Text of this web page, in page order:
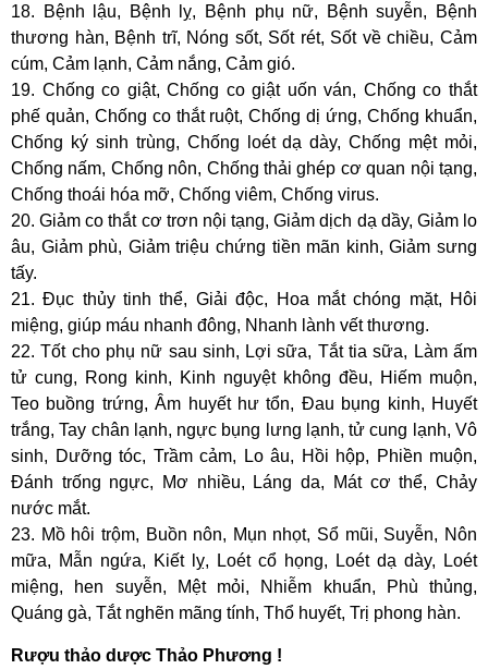
18. Bệnh lậu, Bệnh lỵ, Bệnh phụ nữ, Bệnh suyễn, Bệnh
thương hàn, Bệnh trĩ, Nóng sốt, Sốt rét, Sốt về chiều, Cảm
cúm, Cảm lạnh, Cảm nắng, Cảm gió.
19. Chống co giật, Chống co giật uốn ván, Chống co thắt
phế quản, Chống co thắt ruột, Chống dị ứng, Chống khuẩn,
Chống ký sinh trùng, Chống loét dạ dày, Chống mệt mỏi,
Chống nấm, Chống nôn, Chống thải ghép cơ quan nội tạng,
Chống thoái hóa mỡ, Chống viêm, Chống virus.
20. Giảm co thắt cơ trơn nội tạng, Giảm dịch dạ dầy, Giảm lo
âu, Giảm phù, Giảm triệu chứng tiền mãn kinh, Giảm sưng
tấy.
21. Đục thủy tinh thể, Giải độc, Hoa mắt chóng mặt, Hôi
miệng, giúp máu nhanh đông, Nhanh lành vết thương.
22. Tốt cho phụ nữ sau sinh, Lợi sữa, Tắt tia sữa, Làm ấm
tử cung, Rong kinh, Kinh nguyệt không đều, Hiếm muộn,
Teo buồng trứng, Âm huyết hư tổn, Đau bụng kinh, Huyết
trắng, Tay chân lạnh, ngực bụng lưng lạnh, tử cung lạnh, Vô
sinh, Dưỡng tóc, Trầm cảm, Lo âu, Hồi hộp, Phiền muộn,
Đánh trống ngực, Mơ nhiều, Láng da, Mát cơ thể, Chảy
nước mắt.
23. Mồ hôi trộm, Buồn nôn, Mụn nhọt, Sổ mũi, Suyễn, Nôn
mữa, Mẫn ngứa, Kiết lỵ, Loét cổ họng, Loét dạ dày, Loét
miệng, hen suyễn, Mệt mỏi, Nhiễm khuẩn, Phù thủng,
Quáng gà, Tắt nghẽn mãng tính, Thổ huyết, Trị phong hàn.
Rượu thảo dược Thảo Phương !